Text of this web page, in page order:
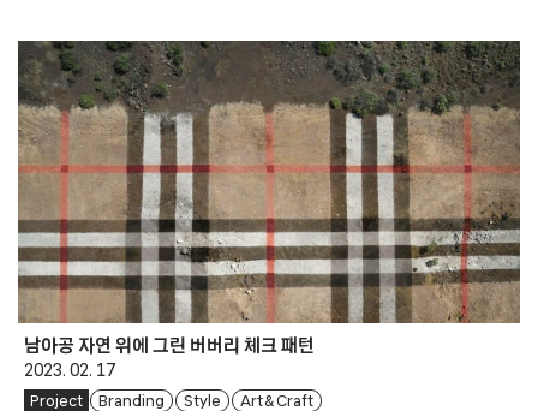
남아공 자연 위에 그린 버버리 체크 패턴
2023. 02. 17
Project Branding Style Art & Craft